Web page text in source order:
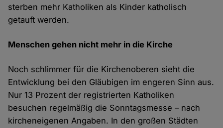
sterben mehr Katholiken als Kinder katholisch
getauft werden.
Menschen gehen nicht mehr in die Kirche
Noch schlimmer für die Kirchenoberen sieht die
Entwicklung bei den Gläubigen im engeren Sinn aus.
Nur 13 Prozent der registrierten Katholiken
besuchen regelmäßig die Sonntagsmesse – nach
kircheneigenen Angaben. In den großen Städten